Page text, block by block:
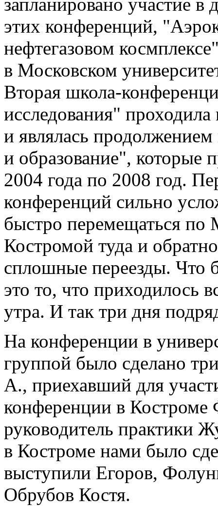
запланировано участие
этих конференций,
нефтегазовом
в Московском
Вторая школа-
исследования"
и являлась
и образование", которые
2004 года по 2008 год.
конференций сильно
быстро перемещаться
Костромой туда и
сплошные переезды. Что
это то, что приходилось
утра. И так три дня
На конференции в
группой было сделано
А., приехавший для
конференции в
руководитель практики
в Костроме нами было
выступили Егоров,
Обрубов Костя.